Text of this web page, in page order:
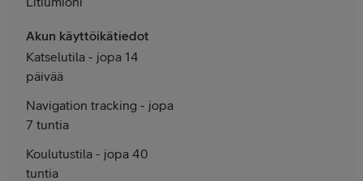
Akun käyttöikätiedot
Katselutila - jopa 14
päivää
Navigation tracking - jopa
7 tuntia
Koulutustila - jopa 40
tuntia